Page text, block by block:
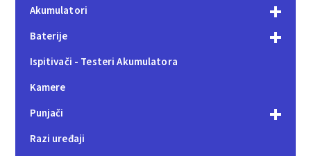
Akumulatori
Baterije
Ispitivači - Testeri Akumulatora
Kamere
Punjači
Razi uređaji